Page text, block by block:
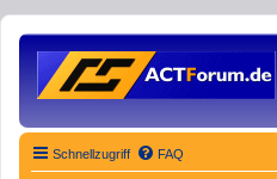
Schnellzugriff FAQ